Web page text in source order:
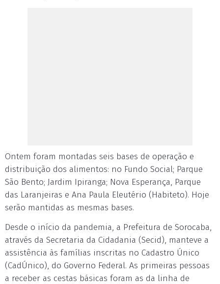
Ontem foram montadas seis bases de operação e
distribuição dos alimentos: no Fundo Social; Parque
São Bento; Jardim Ipiranga; Nova Esperança, Parque
das Laranjeiras e Ana Paula Eleutério (Habiteto). Hoje
serão mantidas as mesmas bases.
Desde o início da pandemia, a Prefeitura de Sorocaba,
através da Secretaria da Cidadania (Secid), manteve a
assistência às famílias inscritas no Cadastro Único
(CadÚnico), do Governo Federal. As primeiras pessoas
a receber as cestas básicas foram as da linha de